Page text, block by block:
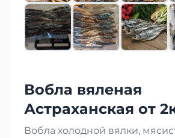
Вобла вяленая
Астраханская от
Вобла холодной вялки,